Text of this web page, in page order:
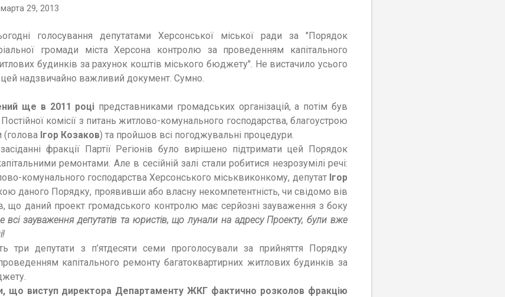
марта 29, 2013
годні голосування депутатами Херсонської міської ради за "Порядок
громади міста Херсона контролю за проведенням капітального
будинків за рахунок коштів міського бюджету". Не вистачило усього
надзвичайно важливий документ . Сумно.
ще в 2011 році представниками громадських організацій, а потім був
комісії з питань житлово-комунального господарства, благоустрою
(голова Ігор Козаков) та пройшов всі погоджувальні процедури.
фракції Партії Регіонів було вирішено підтримати цей Порядок
ремонтами. Але в сесійній залі стали робитися незрозумілі речі:
комунального господарства Херсонського міськвиконкому, депутат Ігор
даного Порядку, проявивши або власну некомпетентність, чи свідомо вів
що даний проект громадського контролю має серйозні зауваження з боку
всі зауваження депутатів та юристів, що лунали на адресу Проекту, були вже
!
три депутати з п’ятдесяти семи проголосували за прийняття Порядку
капітального ремонту багатоквартирних житлових будинків за
що виступ директора Департаменту ЖКГ фактично розколов фракцію